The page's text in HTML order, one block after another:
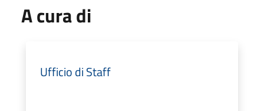
A cura di
Ufficio di Staff